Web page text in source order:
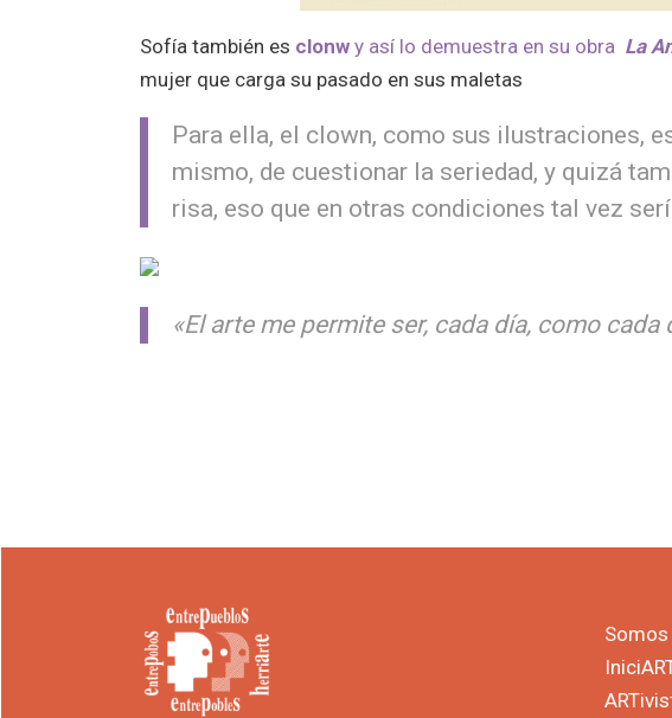
Sofía también es clonw y así lo demuestra en su obra La
mujer que carga su pasado en sus maletas
Para ella, el clown, como sus ilustraciones,
mismo, de cuestionar la seriedad, y quizá
risa, eso que en otras condiciones tal vez
«El arte me permite ser, cada día, como cada
Somos